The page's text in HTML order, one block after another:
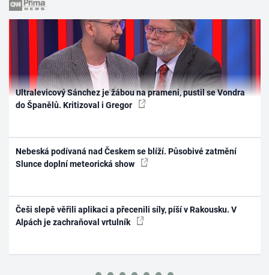
Ultralevicový Sánchez je žábou na prameni, pustil se Vondra
do Španělů. Kritizoval i Gregor
Nebeská podívaná nad Českem se blíží. Působivé zatmění
Slunce doplní meteorická show
Češi slepě věřili aplikaci a přecenili síly, píší v Rakousku. V
Alpách je zachraňoval vrtulník